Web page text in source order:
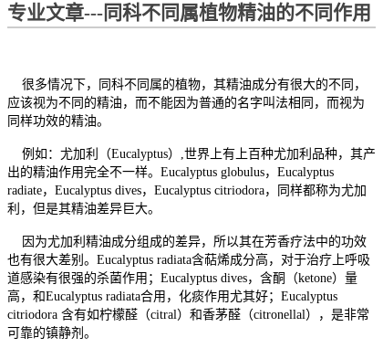
专业文章---同科不同属植物精油的不同作用
很多情况下，同科不同属的植物，其精油成分有很大的不同，
应该视为不同的精油，而不能因为普通的名字叫法相同，而视为
同样功效的精油。
例如：尤加利（Eucalyptus）
世界上有上百种尤加利品种，其产
出的精油作用完全不一样。 Eucalyptus globulus， Eucalyptus
radiate， Eucalyptus dives， Eucalyptus citriodora，同样都称为尤加
利，但是其精油差异巨大。
因为尤加利精油成分组成的差异，所以其在芳香疗法中的功效
也有很大差别。 Eucalyptus radiata含萜烯成分高，对于治疗上呼吸
道感染有很强的杀菌作用； Eucalyptus dives，含酮（ketone）量
高，和Eucalyptus radiata合用，化痰作用尤其好； Eucalyptus
citriodora 含有如柠檬醛（citral ）和香茅醛（citronellal ），是非常
可靠的镇静剂。